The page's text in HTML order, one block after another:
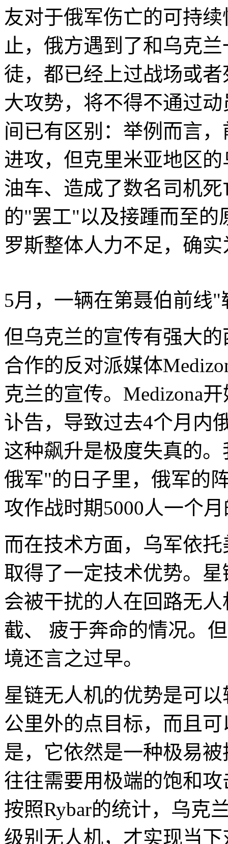
友对于俄军伤亡的可持
止，俄方遇到了和乌克
徒，都已经上过战场或
大攻势，将不得不通过
间已有区别：举例而言
进攻，但克里米亚地区
油车、造成了数名司机
的"罢工"以及接踵而至的
罗斯整体人力不足，确
5月，一辆在第聂伯前线
但乌克兰的宣传有强大
合作的反对派媒体
克兰的宣传。Medizona
讣告，导致过去4个月内
这种飙升是极度失真的
俄军"的日子里，俄军的
攻作战时期5000人一个
而在技术方面，乌军依
取得了一定技术优势。
会被干扰的人在回路无
截、 疲于奔命的情况。
境还言之过早。
星链无人机的优势是可
公里外的点目标，而且
是，它依然是一种极易
往往需要用极端的饱和
按照Rybar的统计，乌克
级别无人机，才实现当